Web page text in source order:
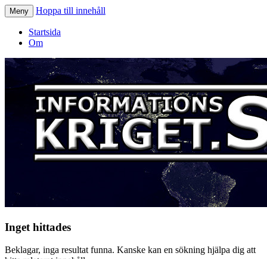
Informationskriget.se
Meny Hoppa till innehåll
Startsida
Om
Inget hittades
Beklagar, inga resultat funna. Kanske kan en sökning hjälpa dig att